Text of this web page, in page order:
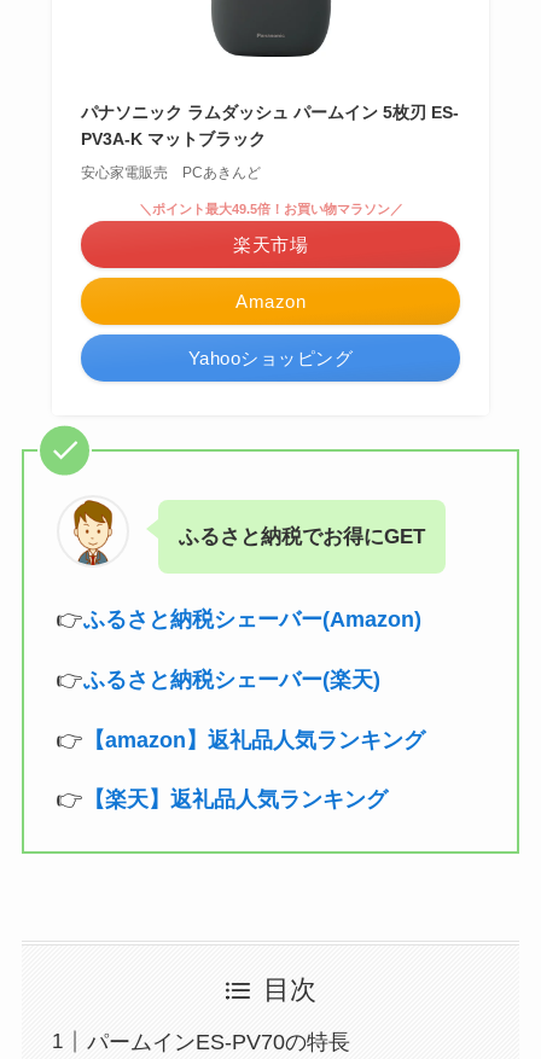
パナソニック ラムダッシュ パームイン 5枚刃 ES-
PV3A-K マットブラック
安心家電販売 PCあきんど
Amazon
＼ポイント最大49.5倍！お買い物マラソン／
楽天市場
Yahooショッピング
ふるさと納税でお得にGET
👉ふるさと納税シェーバー(Amazon)
👉ふるさと納税シェーバー(楽天)
👉 【amazon】返礼品人気ランキング
👉 【楽天】返礼品人気ランキング
目次
パームインES-PV70の特長